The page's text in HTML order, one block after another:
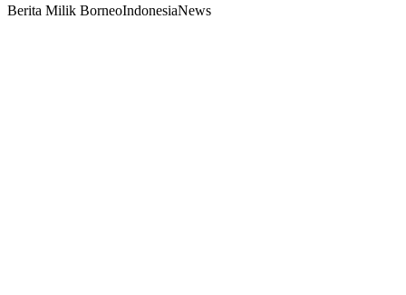
Berita Milik BorneoIndonesiaNews